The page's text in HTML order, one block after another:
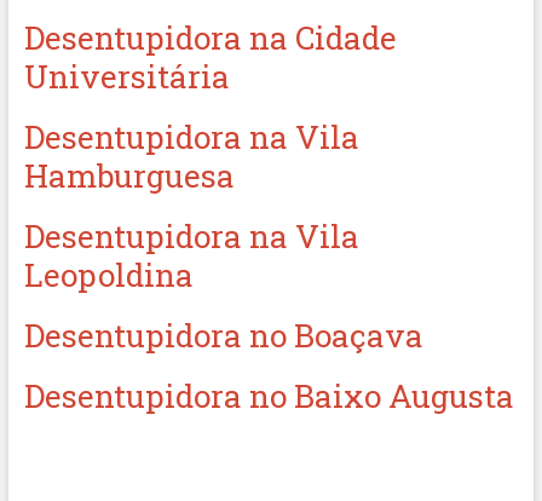
Desentupidora na Cidade
Universitária
Desentupidora na Vila
Hamburguesa
Desentupidora na Vila
Leopoldina
Desentupidora no Boaçava
Desentupidora no Baixo Augusta